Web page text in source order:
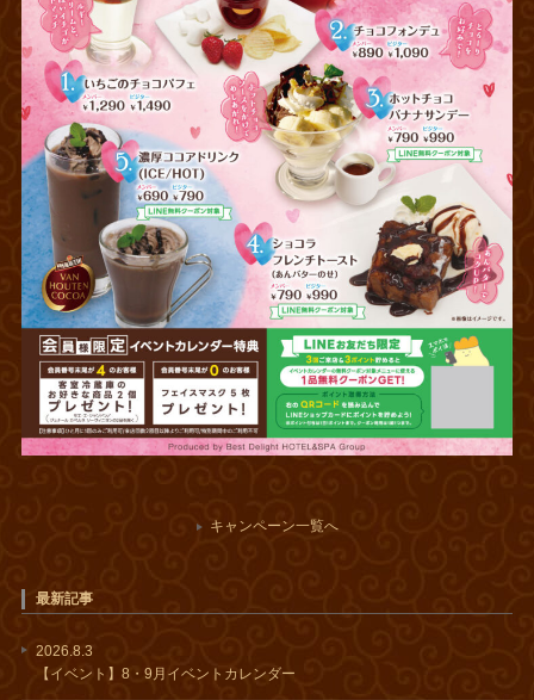
キャンペーン一覧へ
最新記事
2026.8.3
【イベント】8・9月イベントカレンダー